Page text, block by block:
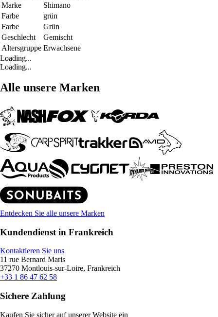
Marke
Shimano
Farbe
grün
Farbe
Grün
Geschlecht
Gemischt
Altersgruppe Erwachsene
Loading...
Loading...
Alle unsere Marken
Entdecken Sie alle unsere Marken
Kundendienst in Frankreich
Kontaktieren Sie uns
11 rue Bernard Maris
37270 Montlouis-sur-Loire, Frankreich
+33 1 86 47 62 58
Sichere Zahlung
Kaufen Sie sicher auf unserer Website ein